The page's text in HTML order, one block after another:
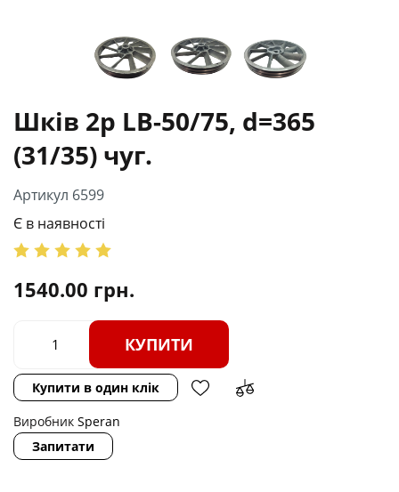
Шків 2р LB-50/75, d=365
(31/35) чуг.
Артикул 6599
Є в наявності
1540.00 грн.
КУПИТИ
Купити в один клік
Виробник Speran
Запитати